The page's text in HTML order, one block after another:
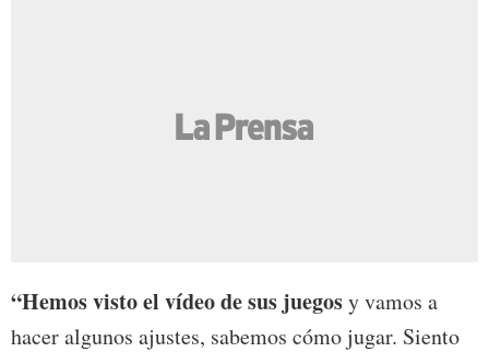
“Hemos visto el vídeo de sus juegosy vamos a
hacer algunos ajustes, sabemos cómo jugar. Siento